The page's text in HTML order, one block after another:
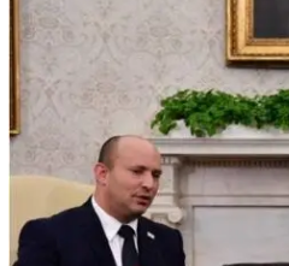
instituciones iraníes como…